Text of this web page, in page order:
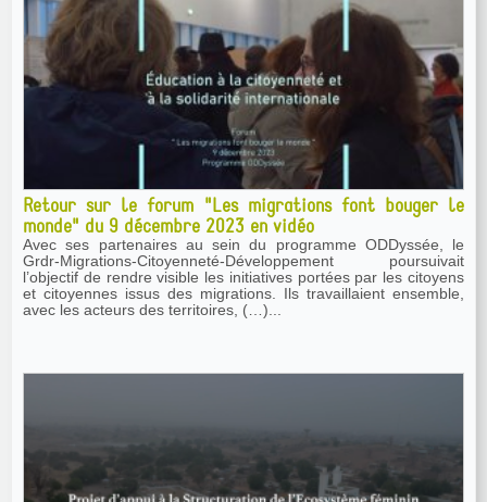
Retour sur le forum "Les migrations font bouger le
monde" du 9 décembre 2023 en vidéo
Avec ses partenaires au sein du programme ODDyssée, le
Grdr-Migrations-Citoyenneté-Développement poursuivait
l’objectif de rendre visible les initiatives portées par les citoyens
et citoyennes issus des migrations. Ils travaillaient ensemble,
avec les acteurs des territoires, (…)...